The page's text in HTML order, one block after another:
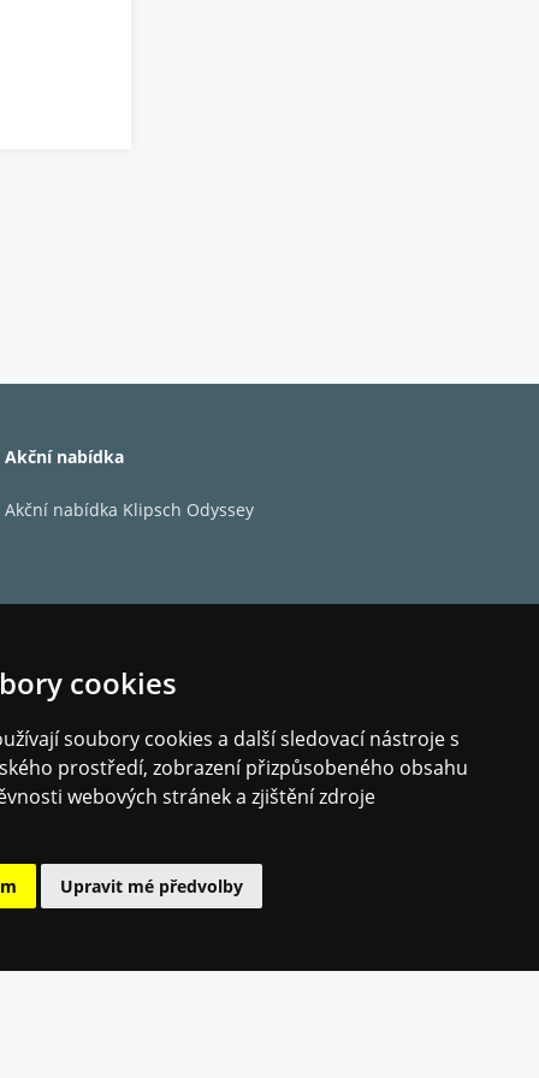
cookies
soubory cookies a další sledovací nástroje s
prostředí, zobrazení přizpůsobeného obsahu
webových stránek a zjištění zdroje
Upravit mé předvolby
Akční nabídka
Akční nabídka Klipsch Odyssey